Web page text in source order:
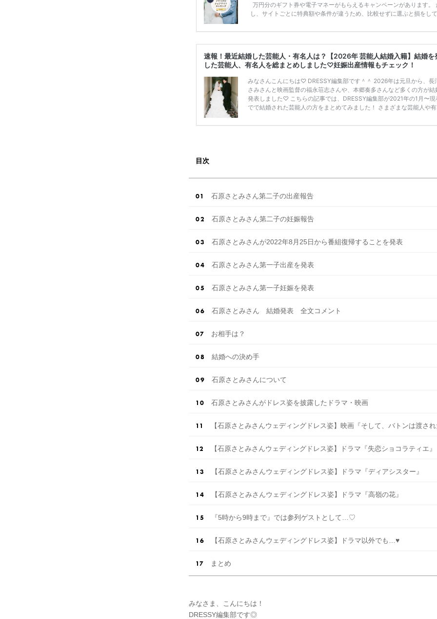
万円分のギフト券や電子マネーがもらえるキャンペーンがあります。
し、サイトごとに特典額や条件が違うため、比較せずに選ぶと損をし
ンペーン特典ランキングを公開！ 比較サイト：プラコレ、ゼクシィ、
補を絞れる「ウェディング診断」か、体験型 […]続きを読む
速報！最近結婚した芸能人・有名人は？【2026年 芸能人結婚入籍】結婚を
した芸能人、有名人を総まとめしました♡妊娠出産情報もチェック！
みなさんこんにちは♡ DRESSY編集部です＾＾ 2026年は元旦から、長
さみさんと映画監督の福永荘志さんや、本郷奏多さんなど多くの方が結
発表しました♡ こちらの記事では、DRESSY編集部が2021年の1月〜現
でで結婚された芸能人の方をまとめてみました！ さまざまな芸能人や
きます◎ ぜひcheckしてくださいね♡ 【7/20(土)7/21(日)7/22(月)限定
目次
石原さとみさん第二子の出産報告
石原さとみさん第二子の妊娠報告
石原さとみさんが2022年8月25日から番組復帰することを発表
石原さとみさん第一子出産を発表
石原さとみさん第一子妊娠を発表
石原さとみさん 結婚発表 全文コメント
お相手は？
結婚への決め手
石原さとみさんについて
石原さとみさんがドレス姿を披露したドラマ・映画
【石原さとみさんウェディングドレス姿】映画『そして、バトンは渡さ
【石原さとみさんウェディングドレス姿】ドラマ『失恋ショコラティエ』
【石原さとみさんウェディングドレス姿】ドラマ『ディアシスター』
【石原さとみさんウェディングドレス姿】ドラマ『高嶺の花』
『5時から9時まで』では参列ゲストとして…♡
【石原さとみさんウェディングドレス姿】ドラマ以外でも…♥
まとめ
みなさま、こんにちは！
DRESSY編集部です◎